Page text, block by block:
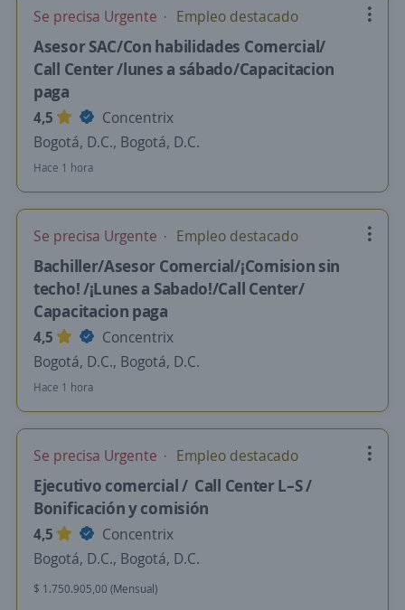
Se precisa Urgente Empleo destacado
Asesor SAC/Con habilidades Comercial/
Call Center /lunes a sábado/Capacitacion
paga
4,5
Concentrix
Bogotá, D.C., Bogotá, D.C.
Hace 1 hora
Se precisa Urgente Empleo destacado
Bachiller/Asesor Comercial/¡Comision sin
techo! /¡Lunes a Sabado!/Call Center/
Capacitacion paga
4,5
Concentrix
Bogotá, D.C., Bogotá, D.C.
Hace 1 hora
Se precisa Urgente Empleo destacado
Ejecutivo comercial / Call Center L–S /
Bonificación y comisión
4,5
Concentrix
Bogotá, D.C., Bogotá, D.C.
$ 1.750.905,00 (Mensual)